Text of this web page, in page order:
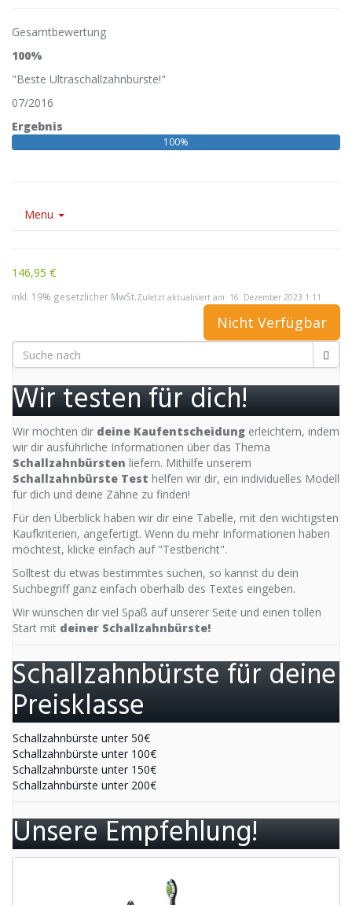
Gesamtbewertung
100%
"Beste Ultraschallzahnbürste!"
07/2016
Ergebnis
100%
Menu
146,95 €
inkl. 19% gesetzlicher MwSt.Zuletzt aktualisiert am: 16. Dezember 2023 1:11
Nicht Verfügbar
Wir testen für dich!
Wir möchten dir deine Kaufentscheidung erleichtern, indem
wir dir ausführliche Informationen über das Thema
Schallzahnbürsten liefern. Mithilfe unserem
Schallzahnbürste Test helfen wir dir, ein individuelles Modell
für dich und deine Zähne zu finden!
Für den Überblick haben wir dir eine Tabelle, mit den wichtigsten
Kaufkriterien, angefertigt. Wenn du mehr Informationen haben
möchtest, klicke einfach auf "Testbericht".
Solltest du etwas bestimmtes suchen, so kannst du dein
Suchbegriff ganz einfach oberhalb des Textes eingeben.
Wir wünschen dir viel Spaß auf unserer Seite und einen tollen
Start mit deiner Schallzahnbürste!
Schallzahnbürste für deine
Preisklasse
Schallzahnbürste unter 50€
Schallzahnbürste unter 100€
Schallzahnbürste unter 150€
Schallzahnbürste unter 200€
Unsere Empfehlung!